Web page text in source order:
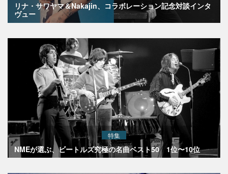
リナ・サワヤマ＆Nakajin、コラボレーション記念対談インタ
ヴュー
特集
NMEが選ぶ、ビートルズ究極の名曲ベスト50 1位〜10位